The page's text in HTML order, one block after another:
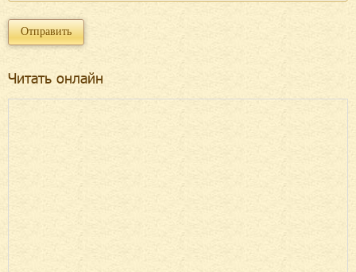
Читать онлайн